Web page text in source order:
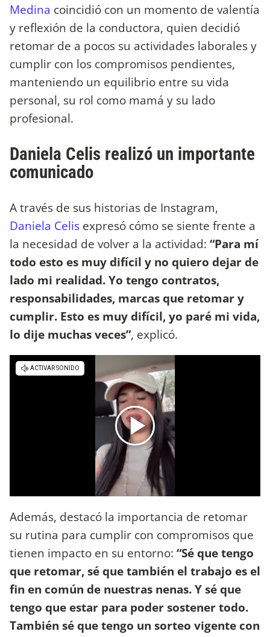
Medina coincidió con un momento de valentía
y reflexión de la conductora, quien decidió
retomar de a pocos su actividades laborales y
cumplir con los compromisos pendientes,
manteniendo un equilibrio entre su vida
personal, su rol como mamá y su lado
profesional.
Daniela Celis realizó un importante
comunicado
A través de sus historias de Instagram,
Daniela Celis expresó cómo se siente frente a
la necesidad de volver a la actividad: “Para mí
todo esto es muy difícil y no quiero dejar de
lado mi realidad. Yo tengo contratos,
responsabilidades, marcas que retomar y
cumplir. Esto es muy difícil, yo paré mi vida,
lo dije muchas veces”, explicó.
Además, destacó la importancia de retomar
su rutina para cumplir con compromisos que
tienen impacto en su entorno: “Sé que tengo
que retomar, sé que también el trabajo es el
fin en común de nuestras nenas. Y sé que
tengo que estar para poder sostener todo.
También sé que tengo un sorteo vigente con